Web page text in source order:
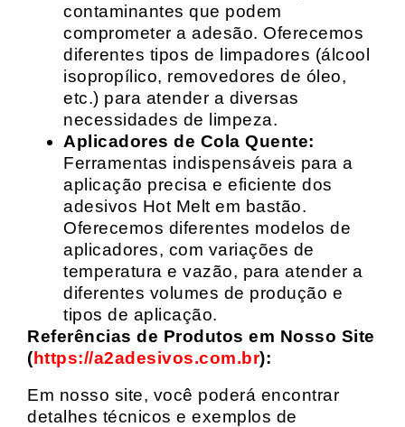
contaminantes que podem
comprometer a adesão. Oferecemos
diferentes tipos de limpadores (álcool
isopropílico, removedores de óleo,
etc.) para atender a diversas
necessidades de limpeza.
Aplicadores de Cola Quente:
Ferramentas indispensáveis para a
aplicação precisa e eficiente dos
adesivos Hot Melt em bastão.
Oferecemos diferentes modelos de
aplicadores, com variações de
temperatura e vazão, para atender a
diferentes volumes de produção e
tipos de aplicação.
Referências de Produtos em Nosso Site
(https://a2adesivos.com.br):
Em nosso site, você poderá encontrar
detalhes técnicos e exemplos de